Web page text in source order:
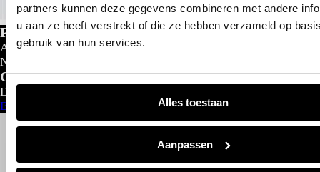
partners kunnen deze gegevens combineren met andere
u aan ze heeft verstrekt of die ze hebben verzameld op
gebruik van hun services.
Alles toestaan
Aanpassen
Private lease
Al gedacht aan private lease?
Nu al vanaf
Configureer nu
Direct leverbaar
Bekijk aanbod